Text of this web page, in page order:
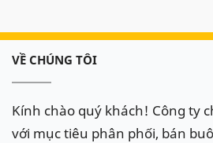
VỀ CHÚNG TÔI
Kính chào quý khách! Công ty
với mục tiêu phân phối, bán